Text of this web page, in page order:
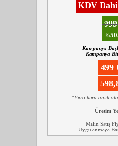
KDV
Kampanya
Kampanya
499
*Euro kuru anlık
Üretim
Malın Satış
Uygulanmaya